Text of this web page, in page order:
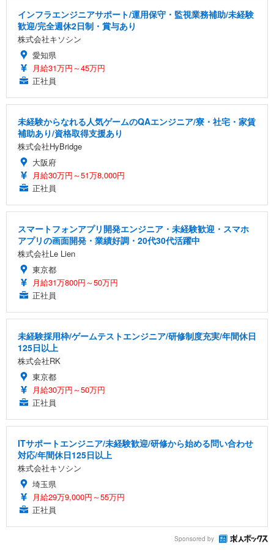
インフラエンジニアサポート/運用保守・監視業務補助/未経験
歓迎/完全週休2日制・賞与あり
株式会社キソシン
愛知県
月給31万円～45万円
正社員
未経験からなれる人気ゲームのQAエンジニア/寮・社宅・家賃
補助あり/資格取得支援あり
株式会社HyBridge
大阪府
月給30万円～51万8,000円
正社員
スマートフォンアプリ開発エンジニア・未経験歓迎・スマホ
アプリの画面開発・業績好調・20代30代活躍中
株式会社Le Lien
東京都
月給31万800円～50万円
正社員
未経験採用枠/ゲームテストエンジニア/研修制度充実/年間休日
125日以上
株式会社RK
東京都
月給30万円～50万円
正社員
ITサポートエンジニア/未経験歓迎/研修から始める問い合わせ
対応/年間休日125日以上
株式会社キソシン
埼玉県
月給29万9,000円～55万円
正社員
Sponsored by